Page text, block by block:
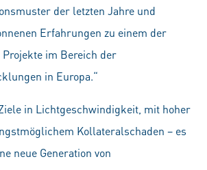
der letzten Jahre und
Erfahrungen zu einem der
im Bereich der
in Europa.“
in Lichtgeschwindigkeit, mit hoher
Kollateralschaden – es
neue Generation von